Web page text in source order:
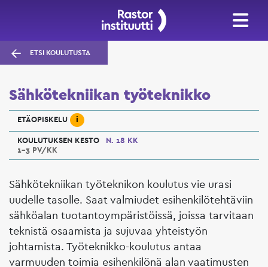
ETSI KOULUTUSTA
Sähkötekniikan työteknikko
ETÄOPISKELU i
KOULUTUKSEN KESTO
N. 18 KK
1–3 PV/KK
Sähkötekniikan työteknikon koulutus vie urasi
uudelle tasolle. Saat valmiudet esihenkilötehtäviin
sähköalan tuotantoympäristöissä, joissa tarvitaan
teknistä osaamista ja sujuvaa yhteistyön
johtamista. Työteknikko-koulutus antaa
varmuuden toimia esihenkilönä alan vaatimusten